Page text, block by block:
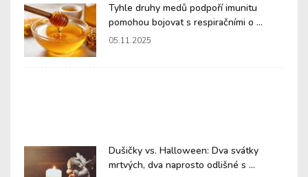
Tyhle druhy medů podpoří imunitu
pomohou bojovat s respiračními o ...
05.11.2025
Dušičky vs. Halloween: Dva svátky
mrtvých, dva naprosto odlišné s ...